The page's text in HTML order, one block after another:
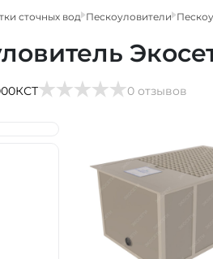
сточных вод Пескоуловители
0 отзывов